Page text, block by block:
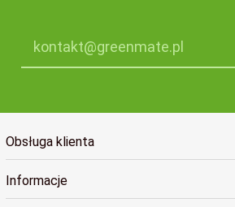
kontakt@greenmate.pl
Obsługa klienta
Informacje